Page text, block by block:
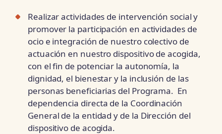
Realizar actividades de intervención social y
promover la participación en actividades de
ocio e integración de nuestro colectivo de
actuación en nuestro dispositivo de acogida,
con el fin de potenciar la autonomía, la
dignidad, el bienestar y la inclusión de las
personas beneficiarias del Programa. En
dependencia directa de la Coordinación
General de la entidad y de la Dirección del
dispositivo de acogida.